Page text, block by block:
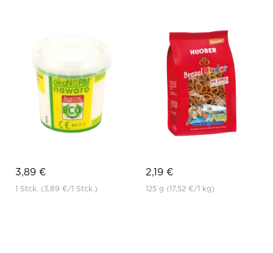
3,89 €
1 Stck. (3,89 €/1 Stck.)
2,19 €
125 g (17,52 €/1 kg)